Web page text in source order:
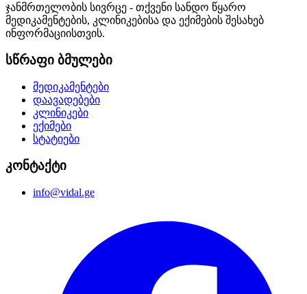
ჯანმრთელობის სივრცე - თქვენი სანდო წყარო
მედიკამენტების, კლინიკებისა და ექიმების შესახებ
ინფორმაციისთვის.
სწრაფი ბმულები
მედიკამენტები
დაავადებები
კლინიკები
ექიმები
სტატიები
კონტაქტი
info@vidal.ge